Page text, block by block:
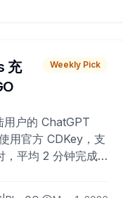
充
Weekly Pick
用户的 ChatGPT
用官方 CDKey，支
，平均 2 分钟完成